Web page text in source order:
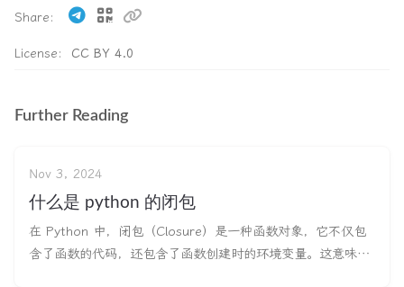
License: CC BY 4.0
Share
Further Reading
Nov 3, 2024
什么是 python 的闭包
在 Python 中，闭包（Closure）是一种函数对象，它不仅包
含了函数的代码，还包含了函数创建时的环境变量。这意味着